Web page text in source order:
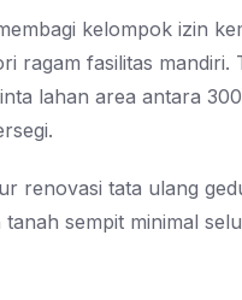
kelompok izin
ragam fasilitas mandiri.
lahan area antara
renovasi tata ulang
tanah sempit minimal